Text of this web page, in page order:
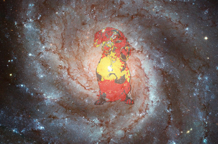
2022
BASSOTTI